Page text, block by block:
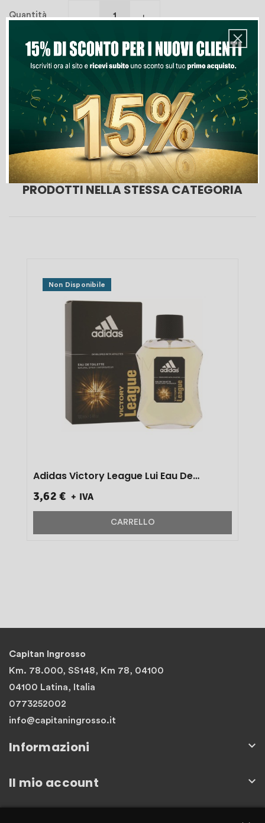
Quantità
Aggiungi Al Carrello
Lista Dei Desideri
PRODOTTI NELLA STESSA CATEGORIA
Non Disponibile
Adidas Victory League Lui Eau De
Il Tuo Papà 1 Pz}
3,62 € + IVA
CARRELLO
Capitan Ingrosso
Km. 78.000, SS148, Km 78, 04100
04100 Latina, Italia
0773252002
info@capitaningrosso.it
Informazioni 
Il mio account 